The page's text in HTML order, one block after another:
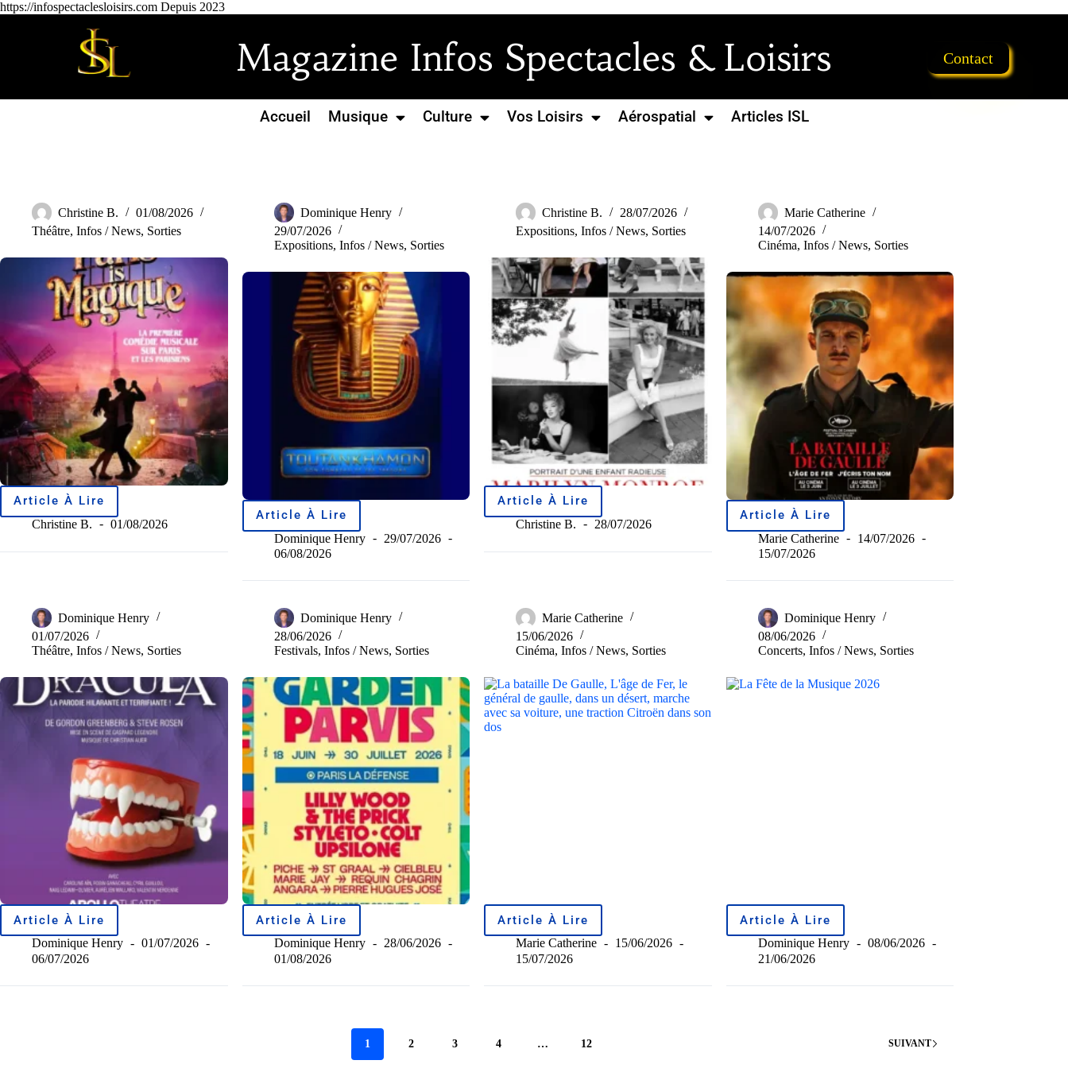
https://infospectaclesloisirs.com Depuis 2023
Magazine Infos Spectacles & Loisirs Contact
Accueil Musique Culture Vos Loisirs Aérospatial Articles ISL
Christine B.
01/08/2026
Théâtre, Infos / News, Sorties
Article À Lire
Christine B. 01/08/2026
Dominique Henry
29/07/2026
Expositions, Infos / News, Sorties
Article À Lire
Dominique Henry
29/07/2026
06/08/2026
Christine B.
28/07/2026
Expositions, Infos / News, Sorties
Article À Lire
Christine B. 28/07/2026
Marie Catherine
14/07/2026
Cinéma, Infos / News, Sorties
Article À Lire
Marie Catherine
14/07/2026
15/07/2026
Dominique Henry
01/07/2026
Théâtre, Infos / News, Sorties
Article À Lire
Dominique Henry
01/07/2026
06/07/2026
Dominique Henry
28/06/2026
Festivals, Infos / News, Sorties
Article À Lire
Dominique Henry
28/06/2026
01/08/2026
Marie Catherine
15/06/2026
Cinéma, Infos / News, Sorties
Article À Lire
Marie Catherine
15/06/2026
15/07/2026
Dominique Henry
08/06/2026
Concerts, Infos / News, Sorties
Article À Lire
Dominique Henry
08/06/2026
21/06/2026
1 2 3 4 … 12 SUIVANT